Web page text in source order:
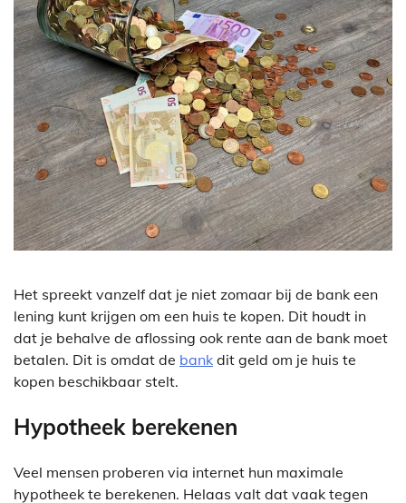
Het spreekt vanzelf dat je niet zomaar bij de bank een
lening kunt krijgen om een huis te kopen. Dit houdt in
dat je behalve de aflossing ook rente aan de bank moet
betalen. Dit is omdat de bank dit geld om je huis te
kopen beschikbaar stelt.
Hypotheek berekenen
Veel mensen proberen via internet hun maximale
hypotheek te berekenen. Helaas valt dat vaak tegen